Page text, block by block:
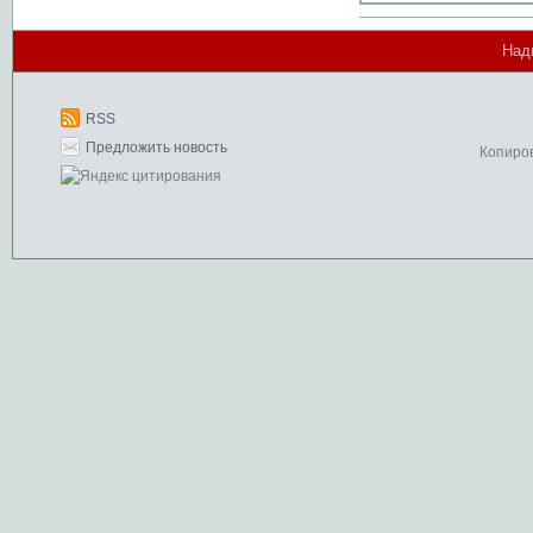
RSS
Предложить новость